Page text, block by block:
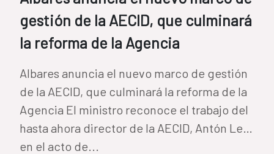
gestión de la AECID, que culminará
la reforma de la Agencia
Albares anuncia el nuevo marco de gestión
de la AECID, que culminará la reforma de la
Agencia El ministro reconoce el trabajo del
hasta ahora director de la AECID, Antón Leis,
en el acto de...